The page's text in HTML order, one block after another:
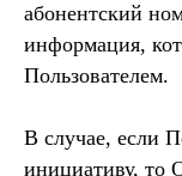
абонентский
информация,
Пользователем.
В случае, если
инициативу, то